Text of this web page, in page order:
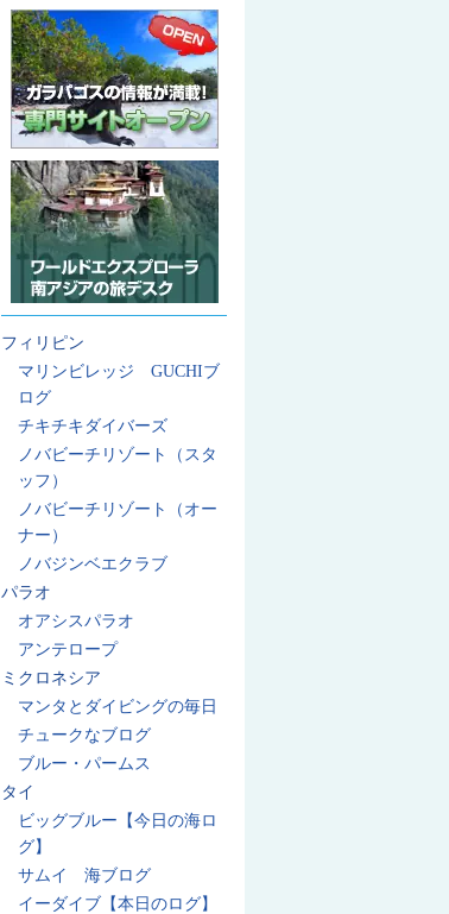
フィリピン
マリンビレッジ GUCHIブ
ログ
チキチキダイバーズ
ノバビーチリゾート（スタ
ッフ）
ノバビーチリゾート（オー
ナー）
ノバジンベエクラブ
パラオ
オアシスパラオ
アンテロープ
ミクロネシア
マンタとダイビングの毎日
チュークなブログ
ブルー・パームス
タイ
ビッグブルー【今日の海ロ
グ】
サムイ 海ブログ
イーダイブ【本日のログ】